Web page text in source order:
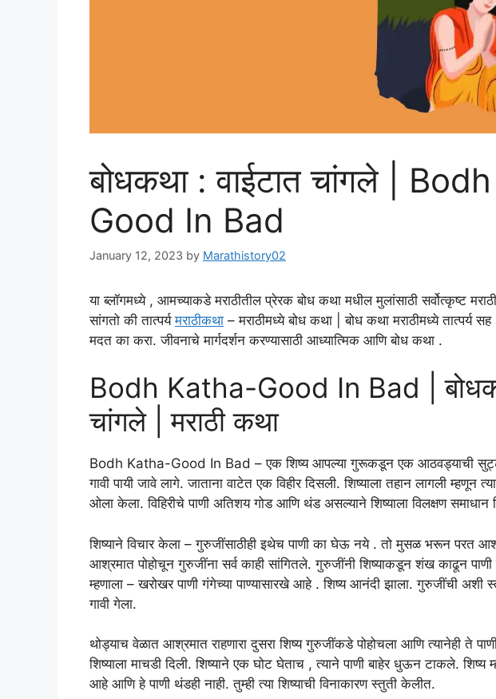
बोधकथा : वाईटात चांगले |
Good In Bad
January 12, 2023 by Marathistory02
या ब्लॉगमध्ये , आमच्याकडे मराठीतील प्रेरक बोध कथा मधील मुलांसाठी सर्वोत्कृष्ट
सांगतो की तात्पर्यमराठीकथा – मराठीमध्ये बोध कथा | बोध कथा मराठीमध्ये तात्पर्य
मदत का करा. जीवनाचे मार्गदर्शन करण्यासाठी आध्यात्मिक आणि बोध कथा .
Bodh Katha-Good In Bad |
चांगले | मराठी कथा
Bodh Katha-Good In Bad – एक शिष्य आपल्या गुरूकडून एक आठवड्याची
गावी पायी जावे लागे. जाताना वाटेत एक विहीर दिसली. शिष्याला तहान लागली म्हणून
ओला केला. विहिरीचे पाणी अतिशय गोड आणि थंड असल्याने शिष्याला विलक्षण समाधान
शिष्याने विचार केला – गुरुजींसाठीही इथेच पाणी का घेऊ नये . तो मुसळ भरून परत
आश्रमात पोहोचून गुरुजींना सर्व काही सांगितले. गुरुजींनी शिष्याकडून शंख काढून पाणी
म्हणाला – खरोखर पाणी गंगेच्या पाण्यासारखे आहे . शिष्य आनंदी झाला. गुरुजींची अशी
गावी गेला.
थोड्याच वेळात आश्रमात राहणारा दुसरा शिष्य गुरुजींकडे पोहोचला आणि त्यानेही ते
शिष्याला माचडी दिली. शिष्याने एक घोट घेताच , त्याने पाणी बाहेर धुऊन टाकले. शिष्य
आहे आणि हे पाणी थंडही नाही. तुम्ही त्या शिष्याची विनाकारण स्तुती केलीत.